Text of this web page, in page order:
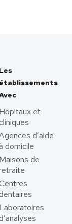
Les
établissements
Hôpitaux et
cliniques
d’aide
domicile
Maisons de
dentaires
Laboratoires
d’analyses